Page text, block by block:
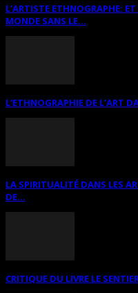
L’ARTISTE ETHNOGRAPHE:
MONDE SANS LE...
L’ETHNOGRAPHIE DE L’ART
LA SPIRITUALITÉ DANS LES
DE...
CRITIQUE DU LIVRE LE